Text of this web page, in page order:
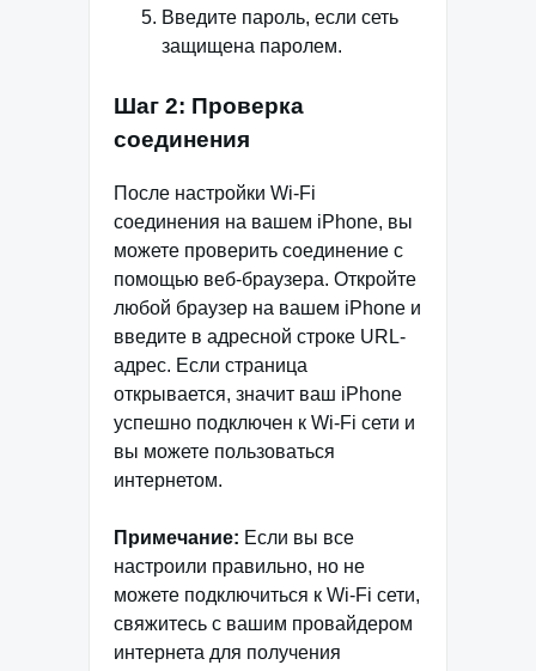
Введите пароль, если сеть
защищена паролем.
Шаг 2: Проверка
соединения
После настройки Wi-Fi
соединения на вашем iPhone, вы
можете проверить соединение с
помощью веб-браузера. Откройте
любой браузер на вашем iPhone и
введите в адресной строке URL-
адрес. Если страница
открывается, значит ваш iPhone
успешно подключен к Wi-Fi сети и
вы можете пользоваться
интернетом.
Примечание: Если вы все
настроили правильно, но не
можете подключиться к Wi-Fi сети,
свяжитесь с вашим провайдером
интернета для получения